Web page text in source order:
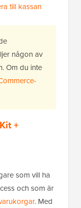
till kassan
någon av
Om du inte
+
som vill ha
och som är
. Med